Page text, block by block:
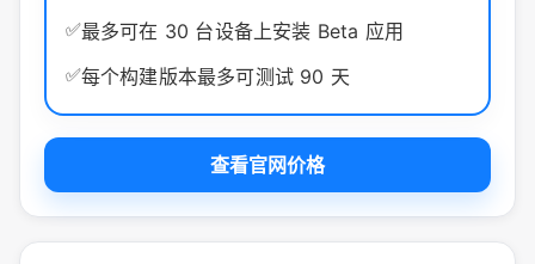
✅最多可在 30 台设备上安装 Beta 应用
✅每个构建版本最多可测试 90 天
查看官网价格